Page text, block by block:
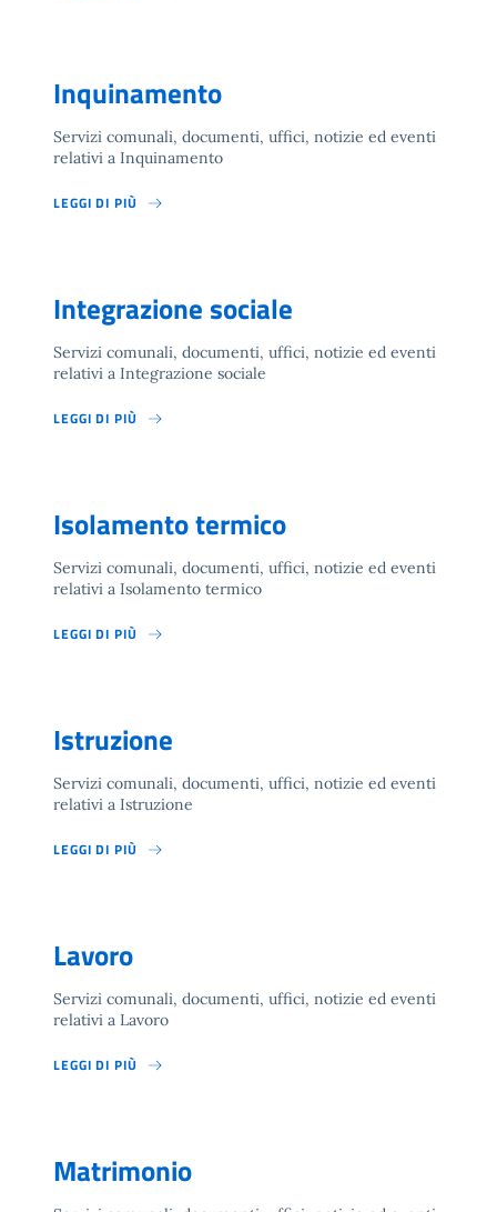
Inquinamento
Servizi comunali, documenti, uffici, notizie ed eventi
relativi a Inquinamento
LEGGI DI PIÙ
Integrazione sociale
Servizi comunali, documenti, uffici, notizie ed eventi
relativi a Integrazione sociale
LEGGI DI PIÙ
Isolamento termico
Servizi comunali, documenti, uffici, notizie ed eventi
relativi a Isolamento termico
LEGGI DI PIÙ
Istruzione
Servizi comunali, documenti, uffici, notizie ed eventi
relativi a Istruzione
LEGGI DI PIÙ
Lavoro
Servizi comunali, documenti, uffici, notizie ed eventi
relativi a Lavoro
LEGGI DI PIÙ
Matrimonio